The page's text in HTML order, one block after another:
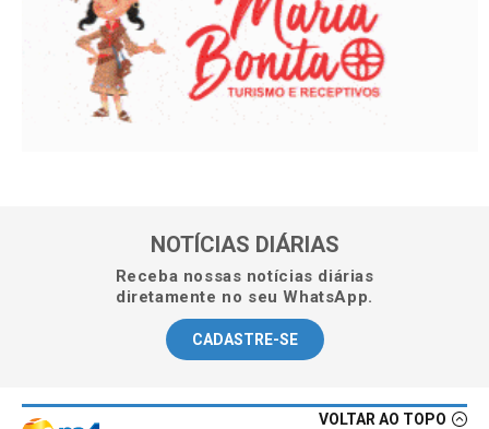
NOTÍCIAS DIÁRIAS
Receba nossas notícias diárias
diretamente no seu WhatsApp.
CADASTRE-SE
VOLTAR AO TOPO